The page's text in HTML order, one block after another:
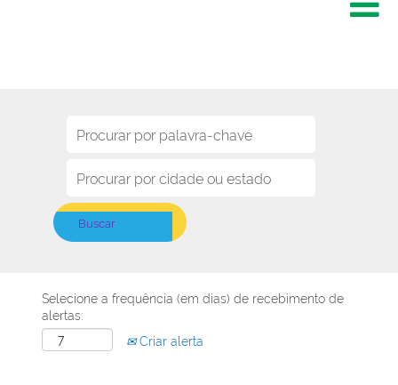
Selecione a frequência (em dias) de recebimento de
alertas:
Criar alerta